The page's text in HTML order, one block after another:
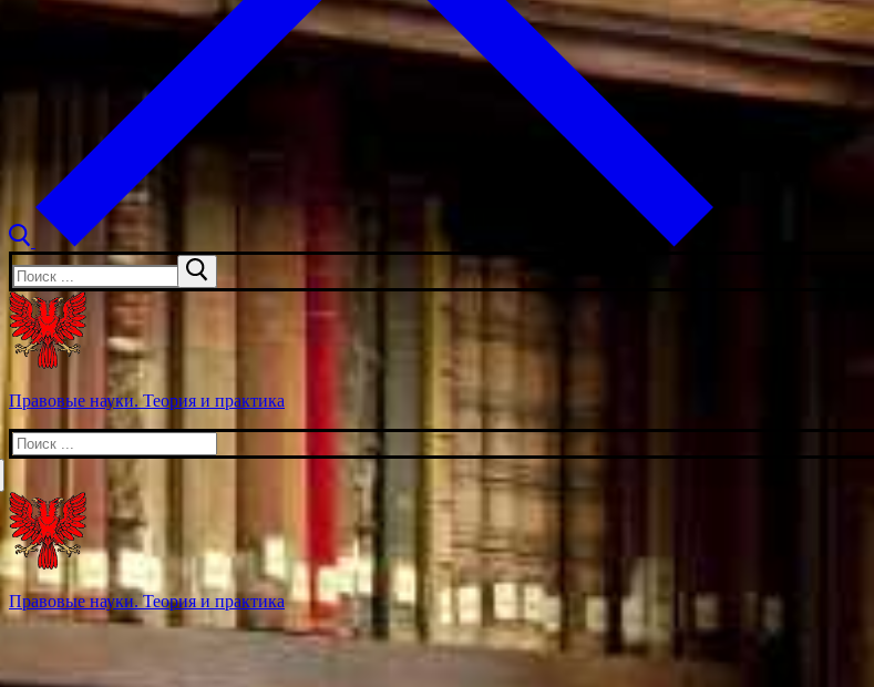
Искать:
Правовые науки. Теория и практика
Искать:
Правовые науки. Теория и практика